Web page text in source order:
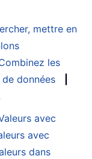
mettre en
les
données
avec
avec
dans